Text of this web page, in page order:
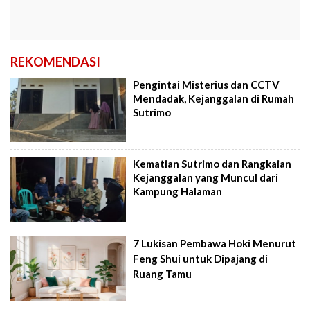
REKOMENDASI
Pengintai Misterius dan CCTV
Mendadak, Kejanggalan di Rumah
Sutrimo
Kematian Sutrimo dan Rangkaian
Kejanggalan yang Muncul dari
Kampung Halaman
7 Lukisan Pembawa Hoki Menurut
Feng Shui untuk Dipajang di
Ruang Tamu